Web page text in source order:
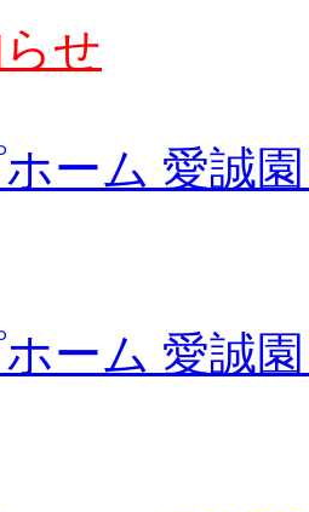
せ
ホーム 愛誠
ホーム 愛誠